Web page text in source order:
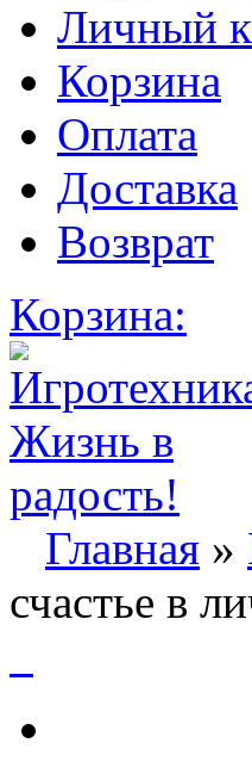
Личный
Корзина
Оплата
Доставка
Возврат
Корзина:
Главная »
счастье в